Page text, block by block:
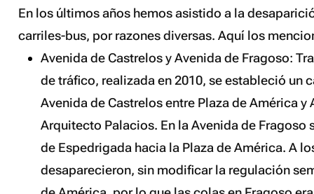
En los últimos años hemos asistido a la
carriles-bus, por razones diversas. Aquí los
Avenida de Castrelos y Avenida de Fragoso:
de tráfico, realizada en 2010, se estableció un
Avenida de Castrelos entre Plaza de América y
Arquitecto Palacios. En la Avenida de Fragoso
de Espedrigada hacia la Plaza de América. A
desaparecieron, sin modificar la regulación